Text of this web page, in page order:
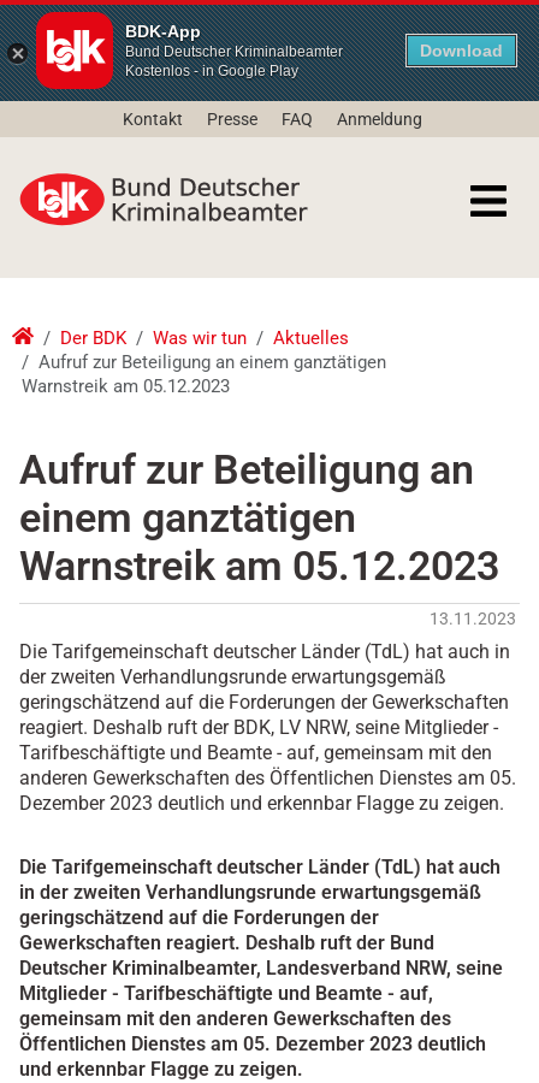
BDK-App
Bund Deutscher Kriminalbeamter
Kostenlos - in Google Play
Download
Kontakt Presse FAQ Anmeldung
Der BDK Was wir tun
Aktuelles
Aufruf zur Beteiligung an einem ganztätigen
Warnstreik am 05.12.2023
Aufruf zur Beteiligung an
einem ganztätigen
Warnstreik am 05.12.2023
13.11.2023
Die Tarifgemeinschaft deutscher Länder (TdL) hat auch in
der zweiten Verhandlungsrunde erwartungsgemäß
geringschätzend auf die Forderungen der Gewerkschaften
reagiert. Deshalb ruft der BDK, LV NRW, seine Mitglieder -
Tarifbeschäftigte und Beamte - auf, gemeinsam mit den
anderen Gewerkschaften des Öffentlichen Dienstes am 05.
Dezember 2023 deutlich und erkennbar Flagge zu zeigen.
Die Tarifgemeinschaft deutscher Länder (TdL) hat auch
in der zweiten Verhandlungsrunde erwartungsgemäß
geringschätzend auf die Forderungen der
Gewerkschaften reagiert. Deshalb ruft der Bund
Deutscher Kriminalbeamter, Landesverband NRW, seine
Mitglieder - Tarifbeschäftigte und Beamte - auf,
gemeinsam mit den anderen Gewerkschaften des
Öffentlichen Dienstes am 05. Dezember 2023 deutlich
und erkennbar Flagge zu zeigen.